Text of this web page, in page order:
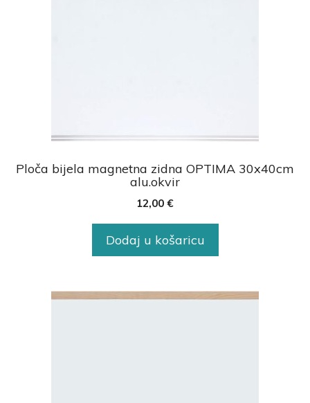
Ploča bijela magnetna zidna OPTIMA 30x40cm
alu.okvir
12,00 €
Dodaj u košaricu